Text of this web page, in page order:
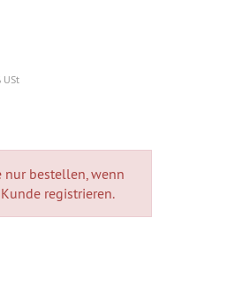
USt
nur bestellen, wenn
registrieren.